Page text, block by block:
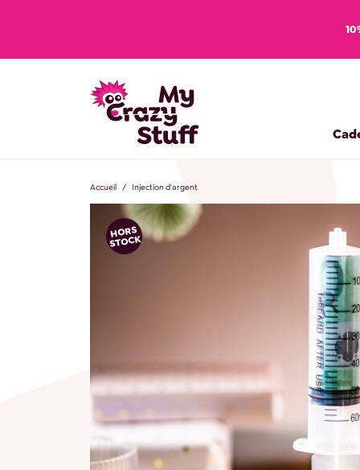
Accueil Injection d'argent
HORS
STOCK